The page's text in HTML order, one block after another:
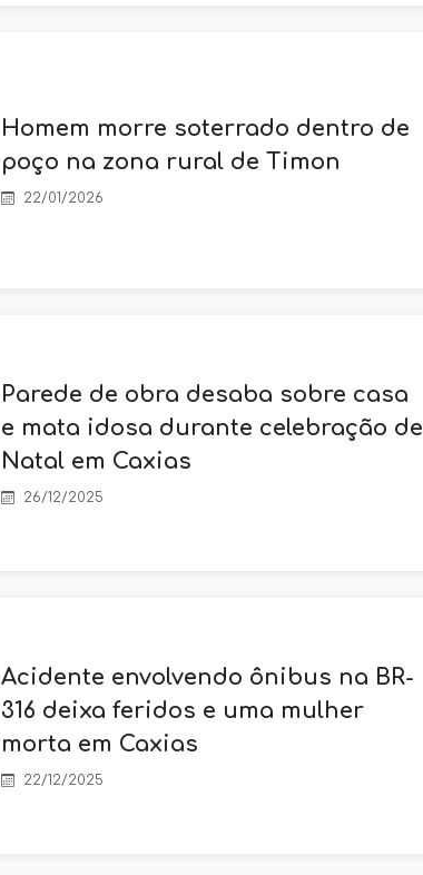
Homem morre soterrado dentro de
poço na zona rural de Timon
22/01/2026
Parede de obra desaba sobre casa
e mata idosa durante celebração de
Natal em Caxias
26/12/2025
Acidente envolvendo ônibus na BR-
316 deixa feridos e uma mulher
morta em Caxias
22/12/2025